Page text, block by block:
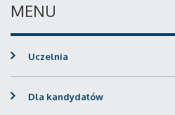
MENU
Uczelnia
Dla kandydatów